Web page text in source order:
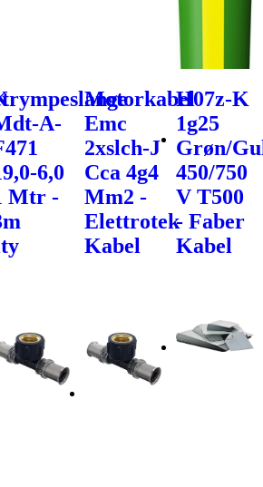
A-
6,0
Mtr -
Motorkabel
Emc
2xslch-J
Cca 4g4
Mm2 -
Elettrotek
Kabel
H07z-K
1g25
Grøn/
450/750
V T500
- Faber
Kabel